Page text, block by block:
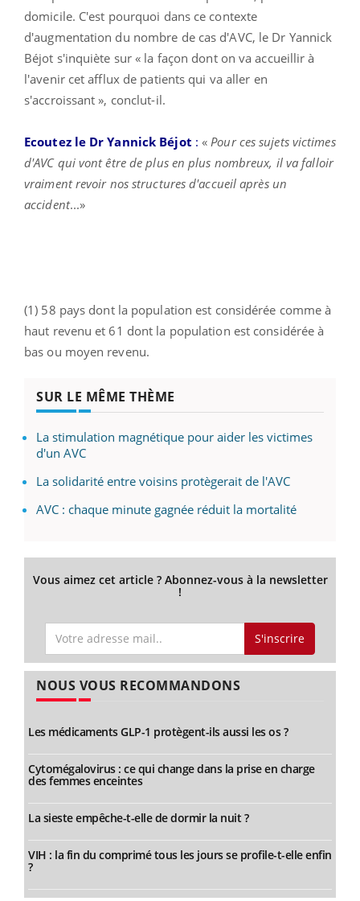
domicile. C'est pourquoi dans ce contexte
d'augmentation du nombre de cas d'AVC, le Dr Yannick
Béjot s'inquiète sur « la façon dont on va accueillir à
l'avenir cet afflux de patients qui va aller en
s'accroissant », conclut-il.
Ecoutez le Dr Yannick Béjot : « Pour ces sujets victimes
d'AVC qui vont être de plus en plus nombreux, il va falloir
vraiment revoir nos structures d'accueil après un
accident...»
(1) 58 pays dont la population est considérée comme à
haut revenu et 61 dont la population est considérée à
bas ou moyen revenu.
SUR LE MÊME THÈME
La stimulation magnétique pour aider les victimes
d'un AVC
La solidarité entre voisins protègerait de l'AVC
AVC : chaque minute gagnée réduit la mortalité
Vous aimez cet article ? Abonnez-vous à la newsletter
!
S'inscrire
NOUS VOUS RECOMMANDONS
Les médicaments GLP-1 protègent-ils aussi les os ?
Cytomégalovirus : ce qui change dans la prise en charge
des femmes enceintes
La sieste empêche-t-elle de dormir la nuit ?
VIH : la fin du comprimé tous les jours se profile-t-elle enfin
?